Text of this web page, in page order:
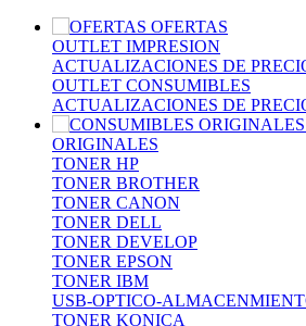
OFERTAS
OUTLET IMPRESION
ACTUALIZACIONES DE
OUTLET CONSUMIBLES
ACTUALIZACIONES DE
ORIGINALES
TONER HP
TONER BROTHER
TONER CANON
TONER DELL
TONER DEVELOP
TONER EPSON
TONER IBM
USB-OPTICO-
TONER KONICA